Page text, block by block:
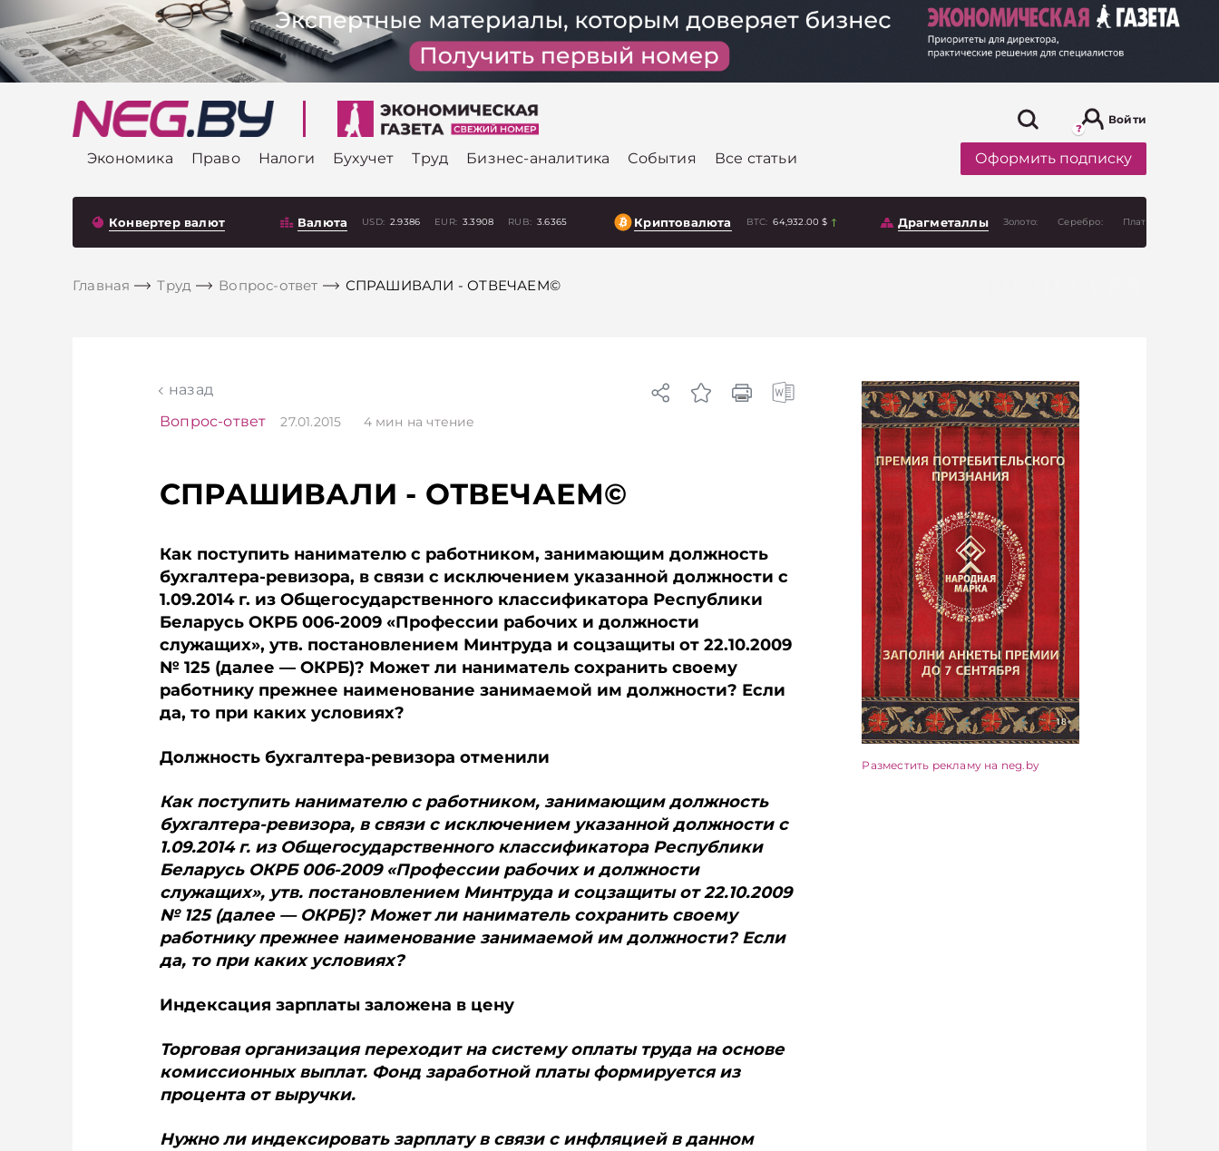
Войти
Экономика Право Налоги Бухучет Труд Бизнес-аналитика События Все статьи Оформить подписку
Конвертер валют Валюта USD: 2.9386 EUR: 3.3908 RUB: 3.6365 Криптовалюта BTC: 64,932.00 $ Драгметаллы Золото: Серебро: Платина:
Главная Труд Вопрос-ответ СПРАШИВАЛИ - ОТВЕЧАЕМ©
назад
Вопрос-ответ
27.01.2015 4 мин на чтение
СПРАШИВАЛИ - ОТВЕЧАЕМ©
Как поступить нанимателю с работником, занимающим должность
бухгалтера-ревизора, в связи с исключением указанной должности с
1.09.2014 г. из Oбщегосударственного классификатора Республики
Беларусь ОКРБ 006-2009 «Профессии рабочих и должности
служащих», утв. постановлением Минтруда и соцзащиты от 22.10.2009
№ 125 (далее — ОКРБ)? Может ли наниматель сохранить своему
работнику прежнее наименование занимаемой им должности? Если
да, то при каких условиях?
Должность бухгалтера-ревизора отменили
Как поступить нанимателю с работником, занимающим должность
бухгалтера-ревизора, в связи с исключением указанной должности с
1.09.2014 г. из Oбщегосударственного классификатора Республики
Беларусь ОКРБ 006-2009 «Профессии рабочих и должности
служащих», утв. постановлением Минтруда и соцзащиты от 22.10.2009
№ 125 (далее — ОКРБ)? Может ли наниматель сохранить своему
работнику прежнее наименование занимаемой им должности? Если
да, то при каких условиях?
Индексация зарплаты заложена в цену
Торговая организация переходит на систему оплаты труда на основе
комиссионных выплат. Фонд заработной платы формируется из
процента от выручки.
Нужно ли индексировать зарплату в связи с инфляцией в данном
Разместить рекламу на neg.by